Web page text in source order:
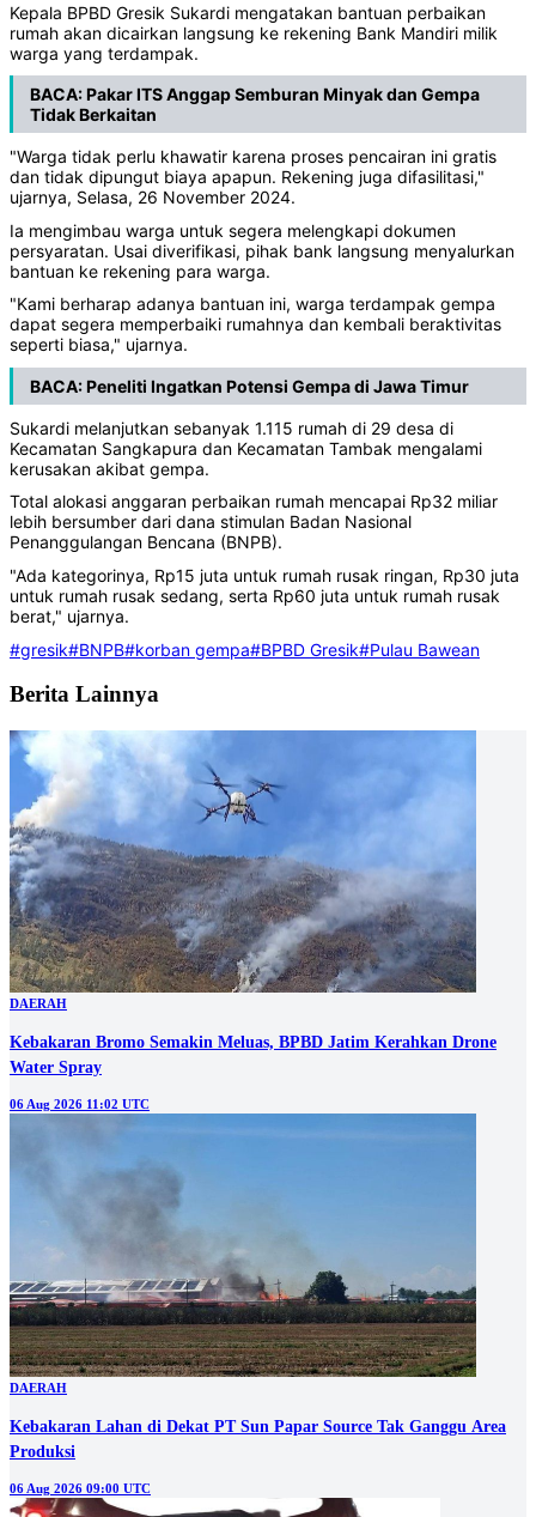
Kepala BPBD Gresik Sukardi mengatakan bantuan perbaikan
rumah akan dicairkan langsung ke rekening Bank Mandiri milik
warga yang terdampak.
BACA:Pakar ITS Anggap Semburan Minyak dan Gempa
Tidak Berkaitan
"Warga tidak perlu khawatir karena proses pencairan ini gratis
dan tidak dipungut biaya apapun. Rekening juga difasilitasi,"
ujarnya, Selasa, 26 November 2024.
Ia mengimbau warga untuk segera melengkapi dokumen
persyaratan. Usai diverifikasi, pihak bank langsung menyalurkan
bantuan ke rekening para warga.
"Kami berharap adanya bantuan ini, warga terdampak gempa
dapat segera memperbaiki rumahnya dan kembali beraktivitas
seperti biasa," ujarnya.
BACA:Peneliti Ingatkan Potensi Gempa di Jawa Timur
Sukardi melanjutkan sebanyak 1.115 rumah di 29 desa di
Kecamatan Sangkapura dan Kecamatan Tambak mengalami
kerusakan akibat gempa.
Total alokasi anggaran perbaikan rumah mencapai Rp32 miliar
lebih bersumber dari dana stimulan Badan Nasional
Penanggulangan Bencana (BNPB).
"Ada kategorinya, Rp15 juta untuk rumah rusak ringan, Rp30 juta
untuk rumah rusak sedang, serta Rp60 juta untuk rumah rusak
berat," ujarnya.
#gresik#BNPB#korban gempa#BPBD Gresik#Pulau Bawean
Berita Lainnya
DAERAH
Kebakaran Bromo Semakin Meluas, BPBD Jatim Kerahkan Drone
Water Spray
06 Aug 2026 11:02 UTC
DAERAH
Kebakaran Lahan di Dekat PT Sun Papar Source Tak Ganggu Area
Produksi
06 Aug 2026 09:00 UTC